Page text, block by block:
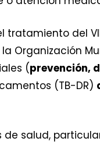
tratamiento del
Organización
(prevención,
(TB-DR)
de salud,